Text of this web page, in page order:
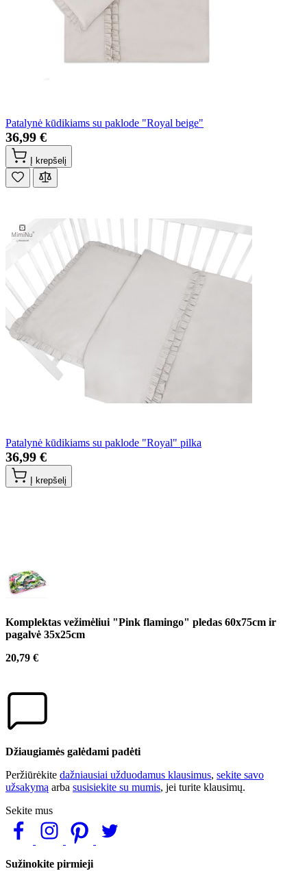
Patalynė kūdikiams su paklode "Royal beige"
36,99 €
Į krepšelį
Patalynė kūdikiams su paklode "Royal" pilka
36,99 €
Į krepšelį
Komplektas vežimėliui "Pink flamingo" pledas 60x75cm ir
pagalvė 35x25cm
20,79 €
Džiaugiamės galėdami padėti
Peržiūrėkite dažniausiai užduodamus klausimus, sekite savo
užsakymą arba susisiekite su mumis, jei turite klausimų.
Sekite mus
Sužinokite pirmieji